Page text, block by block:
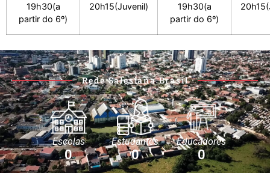
19h30(a
partir do 6º)
20h15(Juvenil)
19h30(a
partir do 6º)
Rede Salesiana Brasil
Escolas
0
Estudantes
0
Educadores
0